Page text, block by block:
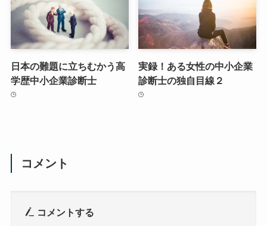
日本の難題に立ちむかう高
学歴中小企業診断士
実録！ある女性の中小企業
診断士の独自目線２
コメント
コメントする